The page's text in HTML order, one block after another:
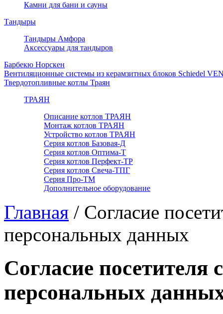
Камни для бани и сауны
Тандыры
Тандыры Амфора
Аксессуары для тандыров
Барбекю Норскен
Вентиляционные системы из керамзитных блоков Schiedel
Твердотопливные котлы Траян
ТРАЯН
Описание котлов ТРАЯН
Монтаж котлов ТРАЯН
Устройство котлов ТРАЯН
Серия котлов Базовая-Д
Серия котлов Оптима-Т
Серия котлов Перфект-ТР
Серия котлов Свеча-ТПГ
Серия Про-ТМ
Дополнительное оборудование
Главная / Согласие
персональных данных
Согласие посетителя
персональных